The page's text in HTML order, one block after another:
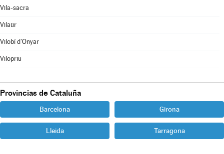
Vila-sacra
Vilaür
Vilobí d'Onyar
Vilopriu
Provincias de Cataluña
Barcelona Girona
Lleida Tarragona